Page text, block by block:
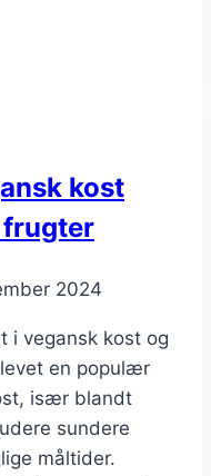
kost
2024
i vegansk kost og
en populær
især blandt
sundere
måltider.